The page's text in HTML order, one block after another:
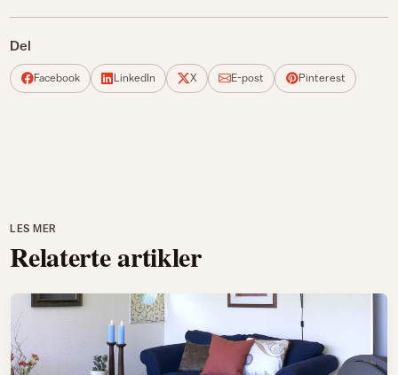
Del
Facebook LinkedIn X E-post Pinterest
LES MER
Relaterte artikler